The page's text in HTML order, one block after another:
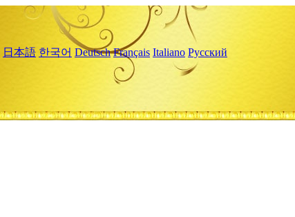
日本語 한국어 Deutsch Français Italiano Русский